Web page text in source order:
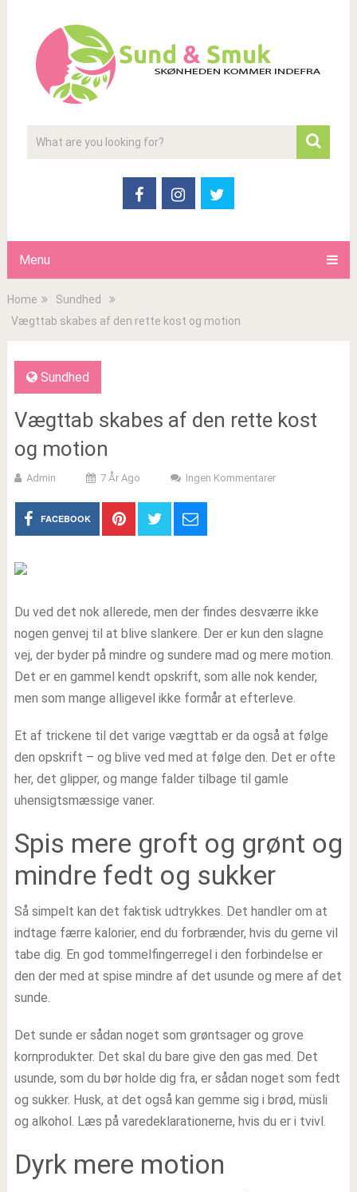
Menu
Home
Sundhed
Vægttab skabes af den rette kost og motion
Sundhed
Vægttab skabes af den rette kost
og motion
Admin 7 År Ago Ingen Kommentarer
FACEBOOK
Du ved det nok allerede, men der findes desværre ikke
nogen genvej til at blive slankere. Der er kun den slagne
vej, der byder på mindre og sundere mad og mere motion.
Det er en gammel kendt opskrift, som alle nok kender,
men som mange alligevel ikke formår at efterleve.
Et af trickene til det varige vægttab er da også at følge
den opskrift – og blive ved med at følge den. Det er ofte
her, det glipper, og mange falder tilbage til gamle
uhensigtsmæssige vaner.
Spis mere groft og grønt og
mindre fedt og sukker
Så simpelt kan det faktisk udtrykkes. Det handler om at
indtage færre kalorier, end du forbrænder, hvis du gerne vil
tabe dig. En god tommelfingerregel i den forbindelse er
den der med at spise mindre af det usunde og mere af det
sunde.
Det sunde er sådan noget som grøntsager og grove
kornprodukter. Det skal du bare give den gas med. Det
usunde, som du bør holde dig fra, er sådan noget som fedt
og sukker. Husk, at det også kan gemme sig i brød, müsli
og alkohol. Læs på varedeklarationerne, hvis du er i tvivl.
Dyrk mere motion